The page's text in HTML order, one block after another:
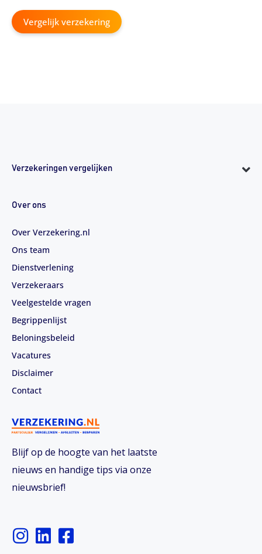
Vergelijk verzekering
Blijf op de hoogte van het laatste
nieuws en handige tips via onze
nieuwsbrief!
I
n
L
i
F
a
Verzekeringen vergelijken
Over ons
Over Verzekering.nl
Ons team
Dienstverlening
Verzekeraars
Veelgestelde vragen
Begrippenlijst
Beloningsbeleid
Vacatures
Disclaimer
Contact